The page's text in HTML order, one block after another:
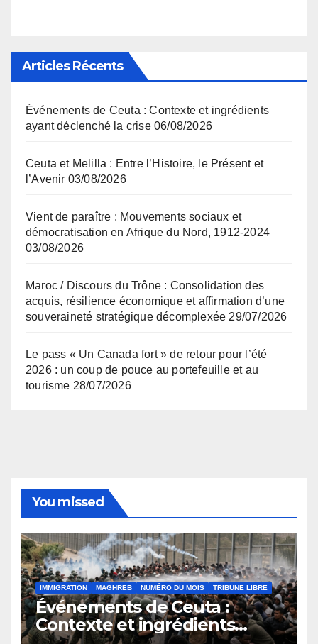
Articles Récents
Événements de Ceuta : Contexte et ingrédients
ayant déclenché la crise 06/08/2026
Ceuta et Melilla : Entre l’Histoire, le Présent et
l’Avenir 03/08/2026
Vient de paraître : Mouvements sociaux et
démocratisation en Afrique du Nord, 1912-2024
03/08/2026
Maroc / Discours du Trône : Consolidation des
acquis, résilience économique et affirmation d’une
souveraineté stratégique décomplexée 29/07/2026
Le pass « Un Canada fort » de retour pour l’été
2026 : un coup de pouce au portefeuille et au
tourisme 28/07/2026
You missed
IMMIGRATION MAGHREB NUMÉRO DU MOIS TRIBUNE LIBRE
Événements de Ceuta :
Contexte et ingrédients